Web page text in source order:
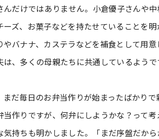
んだけではありません。小倉優子さんや
ズ、お菓子などを持たせていることを
バナナ、カステラなどを補食として用
、多くの母親たちに共通しているようで
だ毎日のお弁当作りが始まったばかり
作りですが、何弁にしようかな？って
気持ちも明かしました。「まだ序盤だか